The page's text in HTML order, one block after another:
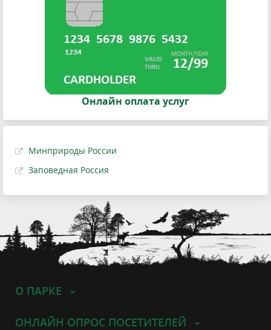
Онлайн оплата услуг
Минприроды России
Заповедная Россия
О ПАРКЕ
ОНЛАЙН ОПРОС ПОСЕТИТЕЛЕЙ